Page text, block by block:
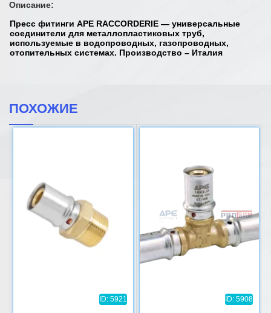
Описание:
Пресс фитинги APE RACCORDERIE — универсальные
соединители для металлопластиковых труб,
используемые в водопроводных, газопроводных,
отопительных системах. Производство – Италия
ПОХОЖИЕ
ID: 5921 ID: 5908